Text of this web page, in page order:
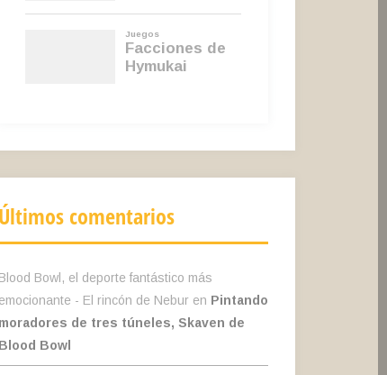
Últimos comentarios
Blood Bowl, el deporte fantástico más
emocionante - El rincón de Nebur en Pintando
moradores de tres túneles, Skaven de
Blood Bowl